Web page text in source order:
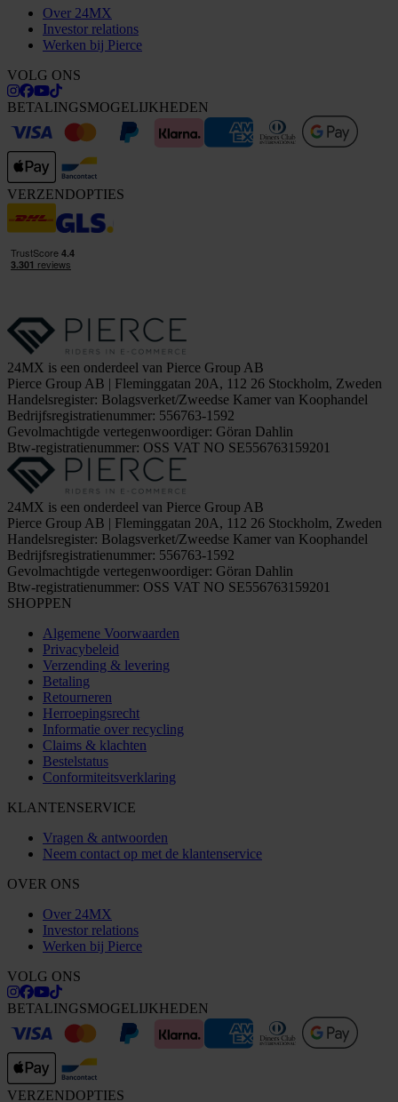
Over 24MX
Investor relations
Werken bij Pierce
VOLG ONS
BETALINGSMOGELIJKHEDEN
VERZENDOPTIES
24MX is een onderdeel van Pierce Group AB
Pierce Group AB | Fleminggatan 20A, 112 26 Stockholm, Zweden
Handelsregister: Bolagsverket/Zweedse Kamer van Koophandel
Bedrijfsregistratienummer: 556763-1592
Gevolmachtigde vertegenwoordiger: Göran Dahlin
Btw-registratienummer: OSS VAT NO SE556763159201
24MX is een onderdeel van Pierce Group AB
Pierce Group AB | Fleminggatan 20A, 112 26 Stockholm, Zweden
Handelsregister: Bolagsverket/Zweedse Kamer van Koophandel
Bedrijfsregistratienummer: 556763-1592
Gevolmachtigde vertegenwoordiger: Göran Dahlin
Btw-registratienummer: OSS VAT NO SE556763159201
SHOPPEN
Algemene Voorwaarden
Privacybeleid
Verzending & levering
Betaling
Retourneren
Herroepingsrecht
Informatie over recycling
Claims & klachten
Bestelstatus
Conformiteitsverklaring
KLANTENSERVICE
Vragen & antwoorden
Neem contact op met de klantenservice
OVER ONS
Over 24MX
Investor relations
Werken bij Pierce
VOLG ONS
BETALINGSMOGELIJKHEDEN
VERZENDOPTIES